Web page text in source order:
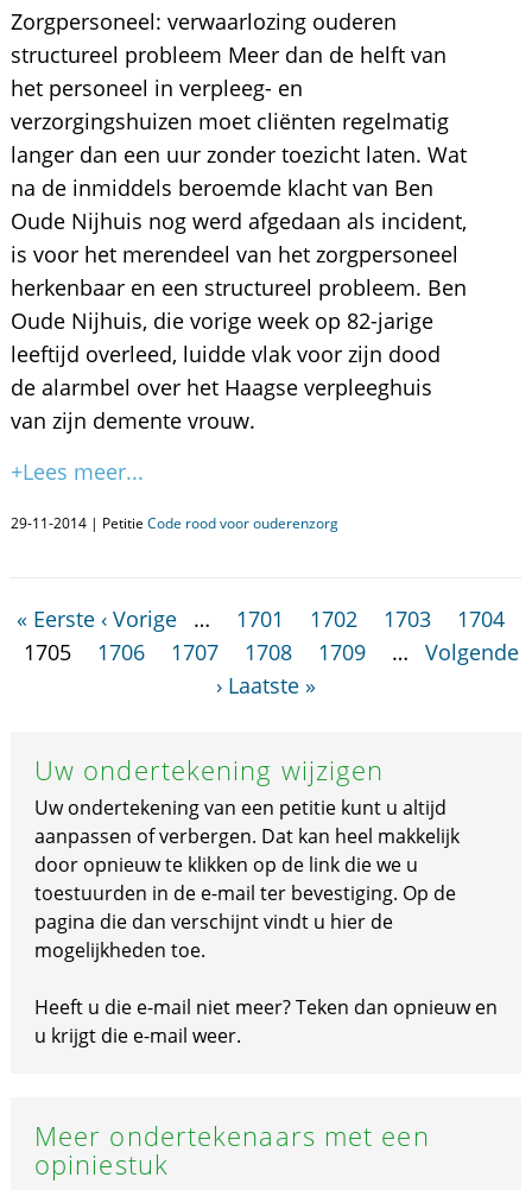
Zorgpersoneel: verwaarlozing ouderen
structureel probleem Meer dan de helft van
het personeel in verpleeg- en
verzorgingshuizen moet cliënten regelmatig
langer dan een uur zonder toezicht laten. Wat
na de inmiddels beroemde klacht van Ben
Oude Nijhuis nog werd afgedaan als incident,
is voor het merendeel van het zorgpersoneel
herkenbaar en een structureel probleem. Ben
Oude Nijhuis, die vorige week op 82-jarige
leeftijd overleed, luidde vlak voor zijn dood
de alarmbel over het Haagse verpleeghuis
van zijn demente vrouw.
+Lees meer...
29-11-2014 | Petitie Code rood voor ouderenzorg
« Eerste ‹ Vorige … 1701 1702 1703
1704
1705
1706 1707 1708 1709 …
Volgende
› Laatste »
Uw ondertekening wijzigen
Uw ondertekening van een petitie kunt u altijd
aanpassen of verbergen. Dat kan heel makkelijk
door opnieuw te klikken op de link die we u
toestuurden in de e-mail ter bevestiging. Op de
pagina die dan verschijnt vindt u hier de
mogelijkheden toe.
Heeft u die e-mail niet meer? Teken dan opnieuw en
u krijgt die e-mail weer.
Meer ondertekenaars met een
opiniestuk